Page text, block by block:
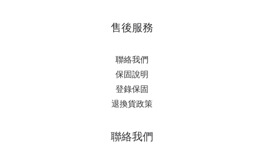
售後服務
聯絡我們
保固說明
登錄保固
退換貨政策
聯絡我們